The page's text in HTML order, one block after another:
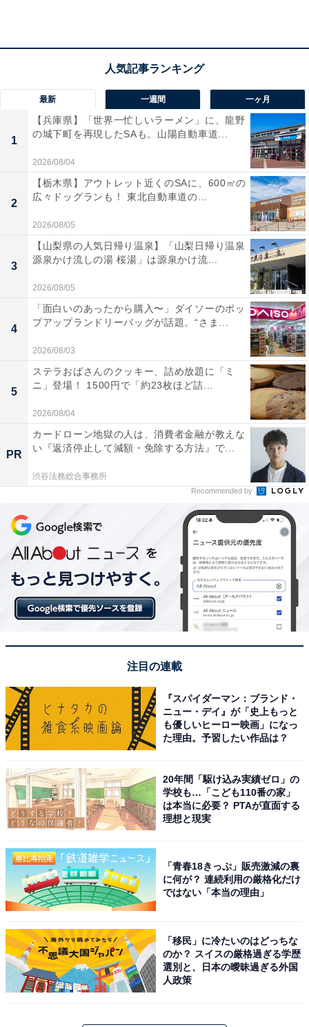
Anker Soundcore Motion X600 (スペースグレー) 【空間
ー】
Amazonで見る
「部屋中が音楽に包まれる感覚」。「Anker
Soundcore Motion X600」に届いた口コミは？
実際に「Anker Soundcore Motion X600」を使用するユ
ーザーからは、どのような声が届いているのでしょう
か。インターネット上で目立った声を抜粋して紹介しま
空間オーディオボタンをオンにした瞬間に、音が立
高級感のあるメタル調のデザインと、持ち運びに便
IPX7の防水仕様なので、キッチンで洗い物をしなが
らでも水濡れを気にせず迫力のサウンドが楽しめま
す
最新 一週間 一ヶ月
1
【兵庫県】「世界一忙しいラーメン」に、龍野
の城下町を再現したSAも。山陽自動車道...
2026/08/04
2
【栃木県】アウトレット近くのSAに、600㎡の
広々ドッグランも！ 東北自動車道の...
2026/08/05
3
【山梨県の人気日帰り温泉】「山梨日帰り温泉
源泉かけ流しの湯 桜湯」は源泉かけ流...
2026/08/05
4
「面白いのあったから購入〜」ダイソーのポッ
プアップランドリーバッグが話題。“さま...
2026/08/03
5
ステラおばさんのクッキー、詰め放題に「ミ
ニ」登場！ 1500円で「約23枚ほど詰...
2026/08/04
PR
カードローン地獄の人は、消費者金融が教えな
い『返済停止して減額・免除する方法』で...
渋谷法務総合事務所
Recommended by
注目の連載
『スパイダーマン：ブランド・
ニュー・デイ』が「史上もっと
も優しいヒーロー映画」になっ
た理由。予習したい作品は？
20年間「駆け込み実績ゼロ」の
学校も…「こども110番の家」
は本当に必要？ PTAが直面する
理想と現実
「青春18きっぷ」販売激減の裏
に何が？ 連続利用の厳格化だけ
ではない「本当の理由」
「移民」に冷たいのはどっちな
のか？ スイスの厳格過ぎる学歴
選別と、日本の曖昧過ぎる外国
人政策